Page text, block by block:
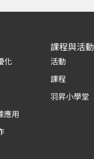
化
應用
課程與活動
活動
課程
羽昇小學堂